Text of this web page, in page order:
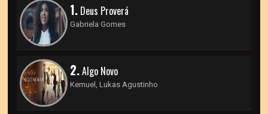
1. Deus Proverá
Gabriela Gomes
2.Algo Novo
Kemuel, Lukas Agustinho